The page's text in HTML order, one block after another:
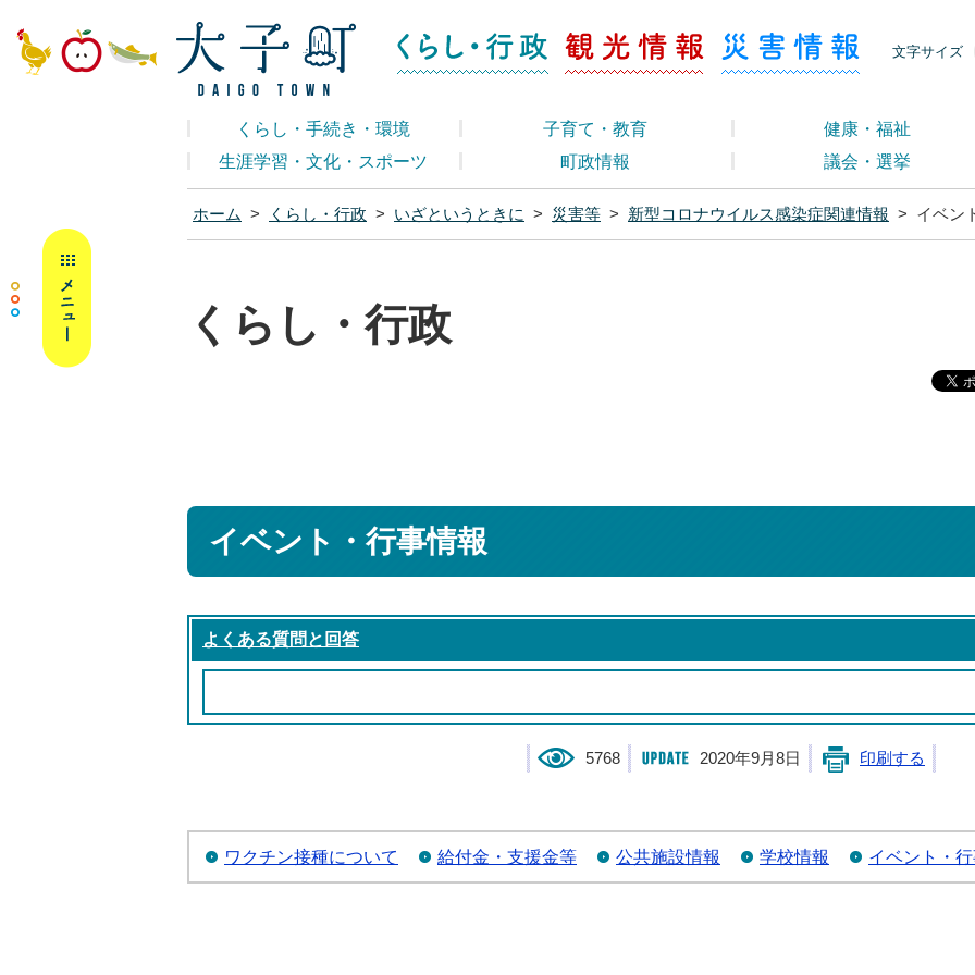
大子町ホームページ くらし・行政
文字サイズ
くらし・行政 観光情報 災害情報
くらし・手続き・環境 子育て・教育
健康・福祉
生涯学習・文化・スポーツ
町政情報 議会・選挙
ホーム > くらし・行政 > いざというときに > 災害等 > 新型コロナウイルス感染症関連情報 > イベン
くらし・行政
イベント・行事情報
よくある質問と回答
5768 2020年9月8日 印刷する
ワクチン接種について 給付金・支援金等 公共施設情報 学校情報 イベント・